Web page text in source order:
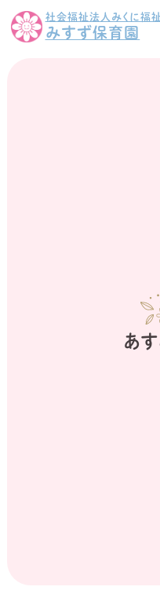
社会福祉法人みくに福
みすず保育園
あ